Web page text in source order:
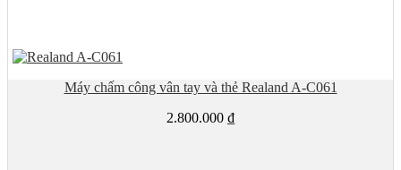
Máy chấm công vân tay và thẻ Realand A-C061
2.800.000 ₫